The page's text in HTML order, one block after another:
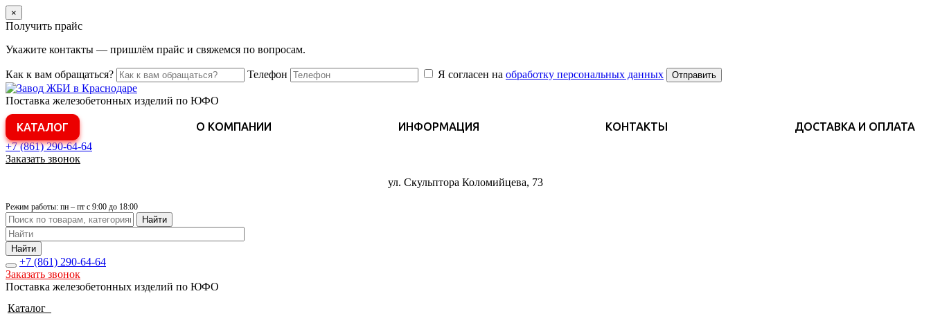
×
Получить прайс
Укажите контакты — пришлём прайс и свяжемся по вопросам.
Как к вам обращаться? Телефон Я согласен на обработку персональных данных Отправить
Поставка железобетонных изделий по ЮФО
КАТАЛОГ О КОМПАНИИ ИНФОРМАЦИЯ КОНТАКТЫ ДОСТАВКА И ОПЛАТА
+7 (861)290-64-64
Заказать звонок
ул. Скульптора Коломийцева, 73
Режим работы: пн – пт с 9:00 до 18:00
Найти
Найти
+7 (861) 290-64-64
Заказать звонок
Поставка железобетонных изделий по ЮФО
Каталог